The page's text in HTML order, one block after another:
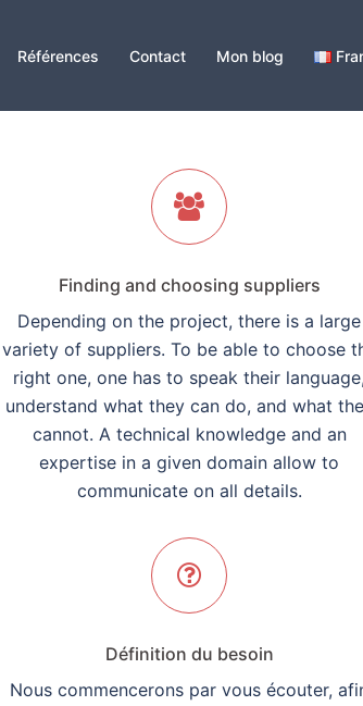
Références Contact Mon blog
Finding and choosing suppliers
Depending on the project, there is a large
variety of suppliers. To be able to choose
right one, one has to speak their language,
understand what they can do, and what
cannot. A technical knowledge and an
expertise in a given domain allow to
communicate on all details.
Définition du besoin
Nous commencerons par vous écouter,